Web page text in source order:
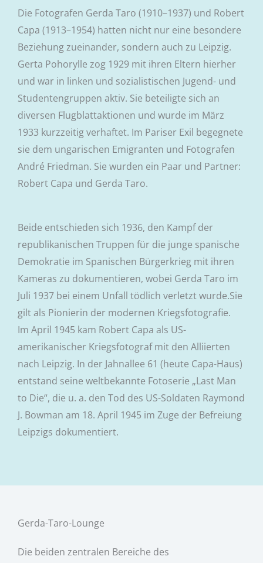
Die Fotografen Gerda Taro (1910–1937) und Robert
Capa (1913–1954) hatten nicht nur eine besondere
Beziehung zueinander, sondern auch zu Leipzig.
Gerta Pohorylle zog 1929 mit ihren Eltern hierher
und war in linken und sozialistischen Jugend- und
Studentengruppen aktiv. Sie beteiligte sich an
diversen Flugblattaktionen und wurde im März
1933 kurzzeitig verhaftet. Im Pariser Exil begegnete
sie dem ungarischen Emigranten und Fotografen
André Friedman. Sie wurden ein Paar und Partner:
Robert Capa und Gerda Taro.
Beide entschieden sich 1936, den Kampf der
republikanischen Truppen für die junge spanische
Demokratie im Spanischen Bürgerkrieg mit ihren
Kameras zu dokumentieren, wobei Gerda Taro im
Juli 1937 bei einem Unfall tödlich verletzt wurde.Sie
gilt als Pionierin der modernen Kriegsfotografie.
Im April 1945 kam Robert Capa als US-
amerikanischer Kriegsfotograf mit den Alliierten
nach Leipzig. In der Jahnallee 61 (heute Capa-Haus)
entstand seine weltbekannte Fotoserie „Last Man
to Die“, die u. a. den Tod des US-Soldaten Raymond
J. Bowman am 18. April 1945 im Zuge der Befreiung
Leipzigs dokumentiert.
Gerda-Taro-Lounge
Die beiden zentralen Bereiche des